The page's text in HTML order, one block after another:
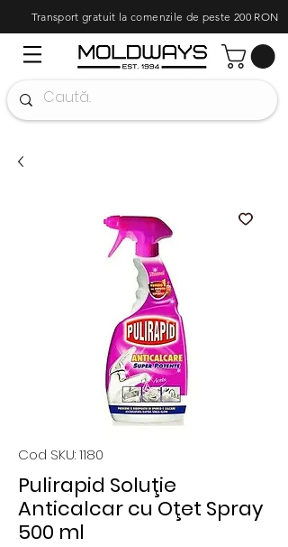
Transport gratuit la comenzile de peste 200 RON
Cod SKU: 1180
Pulirapid Soluţie
Anticalcar cu Oţet Spray
500 ml